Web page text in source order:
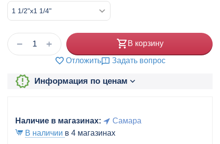
+
− В корзину
Отложить Задать вопрос
Информация по ценам
Наличие в магазинах:
Самара
В наличии в 4 магазинах